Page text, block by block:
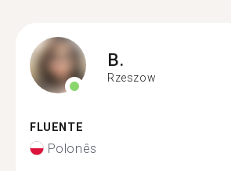
B.
Rzeszow
FLUENTE
Polonês